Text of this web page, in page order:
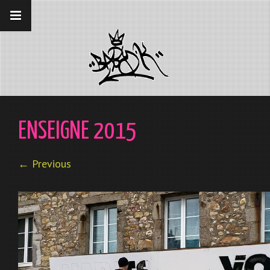
__gaTracker('require', 'displayfeatures');
__gaTracker('send','pageview');
ENSEIGNE 2015
← Previous